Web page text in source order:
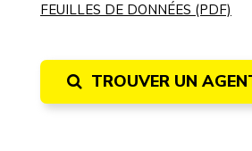
FEUILLES DE DONNÉES (PDF)
TROUVER UN